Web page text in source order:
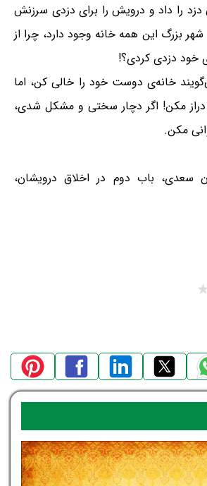
را داد و درویش را برای دزدی سرزنش
بزرگ این همه خانه وجود دارد، چرا از
خود دزدی کردی؟!
خانه‌ی دوست خود را خالی کن، اما
مکن! اگر دچار سختی و مشکل شدی،
مکن.
سعدی، باب دوم در اخلاق درویشان،